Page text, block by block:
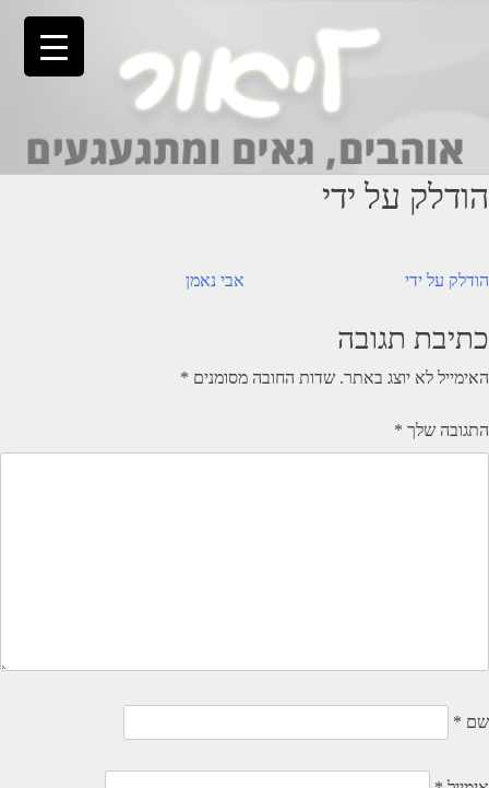
הודלק על ידי
ניווט אבי נאמן הודלק על ידי
כתיבת תגובה
האימייל לא יוצג באתר. שדות החובה מסומנים *
התגובה שלך *
שם *